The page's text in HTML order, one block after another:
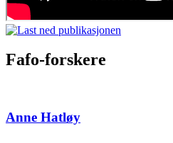
Fafo-forskere
Anne Hatløy